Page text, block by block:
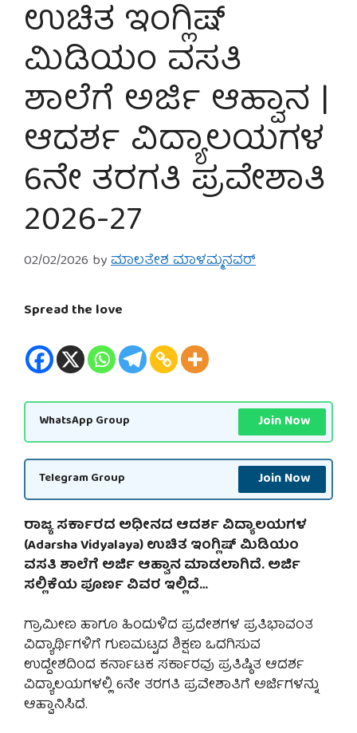
ಉಚಿತ ಇಂಗ್ಲಿಷ್
ಮಿಡಿಯಂ ವಸತಿ
ಶಾಲೆಗೆ ಅರ್ಜಿ ಆಹ್ವಾನ |
ಆದರ್ಶ ವಿದ್ಯಾಲಯಗಳ
6ನೇ ತರಗತಿ ಪ್ರವೇಶಾತಿ
2026-27
02/02/2026 byಮಾಲತೇಶ ಮಾಳಮ್ಮನವರ್
Spread the love
WhatsApp Group Join Now
Telegram Group Join Now
ರಾಜ್ಯ ಸರ್ಕಾರದ ಅಧೀನದ ಆದರ್ಶ ವಿದ್ಯಾಲಯಗಳ
(Adarsha Vidyalaya) ಉಚಿತ ಇಂಗ್ಲಿಷ್ ಮಿಡಿಯಂ
ವಸತಿ ಶಾಲೆಗೆ ಅರ್ಜಿ ಆಹ್ವಾನ ಮಾಡಲಾಗಿದೆ. ಅರ್ಜಿ
ಸಲ್ಲಿಕೆಯ ಪೂರ್ಣ ವಿವರ ಇಲ್ಲಿದೆ…
ಗ್ರಾಮೀಣ ಹಾಗೂ ಹಿಂದುಳಿದ ಪ್ರದೇಶಗಳ ಪ್ರತಿಭಾವಂತ
ವಿದ್ಯಾರ್ಥಿಗಳಿಗೆ ಗುಣಮಟ್ಟದ ಶಿಕ್ಷಣ ಒದಗಿಸುವ
ಉದ್ದೇಶದಿಂದ ಕರ್ನಾಟಕ ಸರ್ಕಾರವು ಪ್ರತಿಷ್ಠಿತ ಆದರ್ಶ
ವಿದ್ಯಾಲಯಗಳಲ್ಲಿ 6ನೇ ತರಗತಿ ಪ್ರವೇಶಾತಿಗೆ ಅರ್ಜಿಗಳನ್ನು
ಆಹ್ವಾನಿಸಿದೆ.